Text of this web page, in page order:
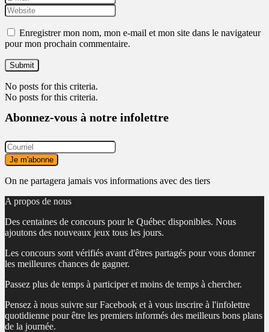
Enregistrer mon nom, mon e-mail et mon site dans le navigateur
pour mon prochain commentaire.
No posts for this criteria.
No posts for this criteria.
Abonnez-vous à notre infolettre
On ne partagera jamais vos informations avec des tiers
A propos de nous
Des centaines de concours pour le Québec disponibles. Nous
ajoutons des nouveaux jeux tous les jours.
Les concours sont vérifiés avant d'êtres partagés pour vous donner
les meilleures chances de gagner.
Passez plus de temps à participer et moins de temps à chercher.
Pensez à nous suivre sur Facebook et à vous inscrire à l'infolettre
quotidienne pour être les premiers informés des meilleurs bons plans
de la journée.